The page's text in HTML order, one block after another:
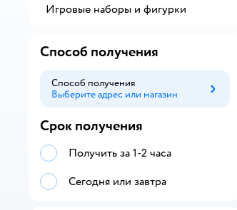
Игровые наборы и фигурки
Способ получения
Способ получения
Выберите адрес или магазин
Способ получения
Срок получения
Получить за 1-2 часа
Сегодня или завтра